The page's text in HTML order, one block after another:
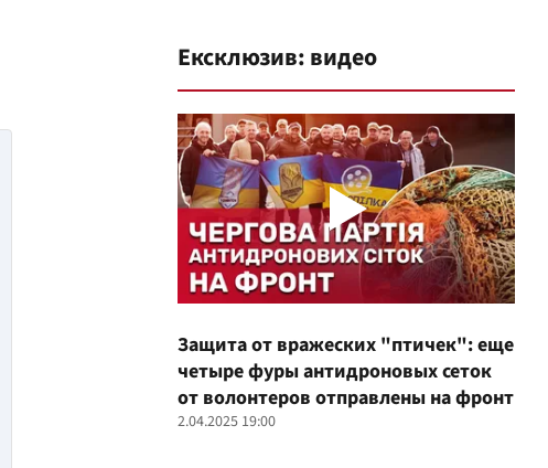
Ексклюзив: видео
Защита от вражеских "птичек": еще
четыре фуры антидроновых сеток
от волонтеров отправлены на фронт
2.04.2025 19:00